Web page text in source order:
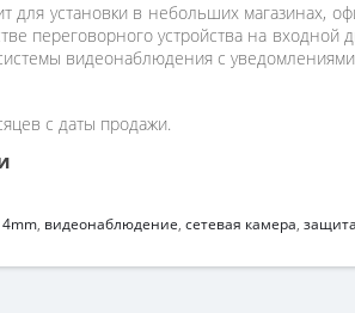
установки в небольших магазинах,
переговорного устройства на
видеонаблюдения с
с даты продажи.
4mm, видеонаблюдение, сетевая камера,